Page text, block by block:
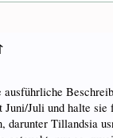
Juni/Juli und halte sie
darunter Tillandsia